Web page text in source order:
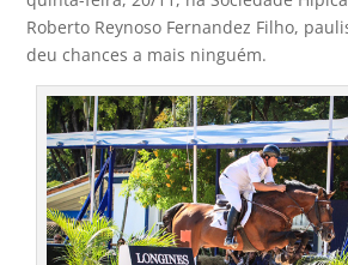
Roberto Reynoso Fernandez Filho,
deu chances a mais ninguém.